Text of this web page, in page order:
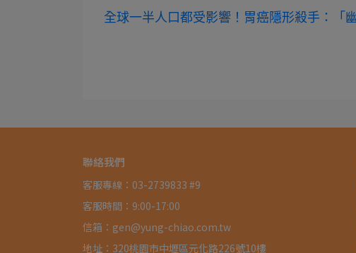
全球一半人口都受影響！胃癌隱形殺手：「
聯絡我們
客服專線：03-2739833 #9
客服時間：9:00-17:00
信箱：gen@yung-chiao.com.tw
地址：320桃園市中壢區元化路226號10樓